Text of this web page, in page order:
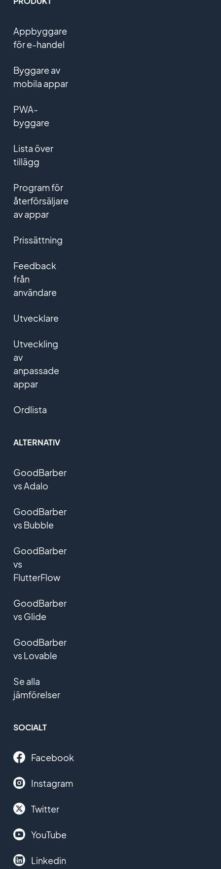
Appbyggare
för e-handel
Byggare av
mobila appar
PWA-
byggare
Lista över
tillägg
Program för
återförsäljare
av appar
Prissättning
Feedback
från
användare
Utvecklare
Utveckling
av
anpassade
appar
Ordlista
ALTERNATIV
GoodBarber
vs Adalo
GoodBarber
vs Bubble
GoodBarber
vs
FlutterFlow
GoodBarber
vs Glide
GoodBarber
vs Lovable
Se alla
jämförelser
SOCIALT
Facebook
Instagram
Twitter
YouTube
Linkedin